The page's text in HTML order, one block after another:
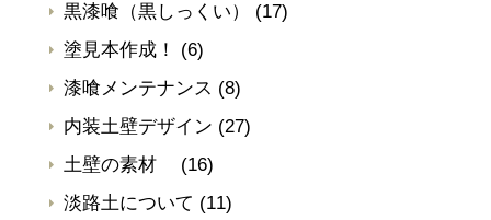
黒漆喰（黒しっくい）
(17)
塗見本作成！
(6)
漆喰メンテナンス (8)
内装土壁デザイン (27)
土壁の素材
(16)
淡路土について (11)